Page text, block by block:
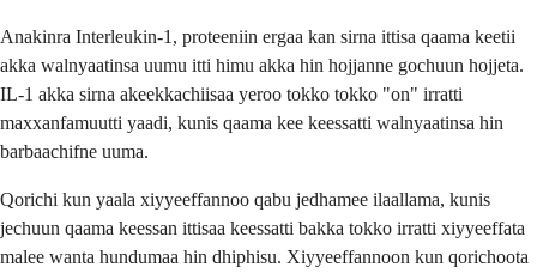
Anakinra Interleukin-1, proteeniin ergaa kan sirna ittisa qaama keetii
akka walnyaatinsa uumu itti himu akka hin hojjanne gochuun hojjeta.
IL-1 akka sirna akeekkachiisaa yeroo tokko tokko "on" irratti
maxxanfamuutti yaadi, kunis qaama kee keessatti walnyaatinsa hin
barbaachifne uuma.
Qorichi kun yaala xiyyeeffannoo qabu jedhamee ilaallama, kunis
jechuun qaama keessan ittisaa keessatti bakka tokko irratti xiyyeeffata
malee wanta hundumaa hin dhiphisu. Xiyyeeffannoon kun qorichoota